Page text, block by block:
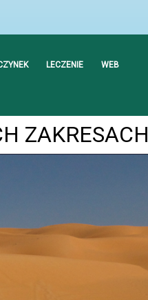
LECZENIE WEB
ZAKRESACH